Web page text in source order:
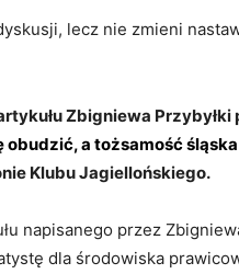
lecz nie zmieni
Zbigniewa Przybyłki
obudzić, a tożsamość
Klubu Jagiellońskiego.
napisanego przez
dla środowiska